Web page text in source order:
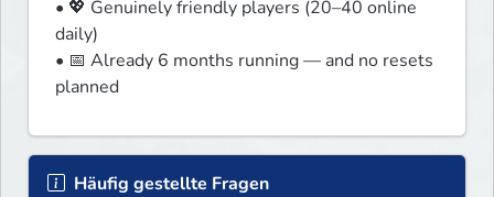
• 💖 Genuinely friendly players (20–40 online
daily)
• 📅 Already 6 months running — and no resets
planned
Häufig gestellte Fragen